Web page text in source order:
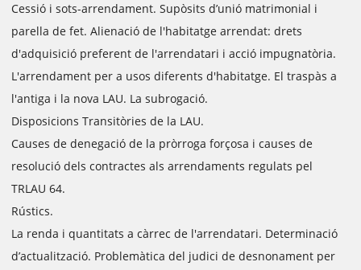
Cessió i sots-arrendament. Supòsits d’unió matrimonial i
parella de fet. Alienació de l'habitatge arrendat: drets
d'adquisició preferent de l'arrendatari i acció impugnatòria.
L'arrendament per a usos diferents d'habitatge. El traspàs a
l'antiga i la nova LAU. La subrogació.
Disposicions Transitòries de la LAU.
Causes de denegació de la pròrroga forçosa i causes de
resolució dels contractes als arrendaments regulats pel
TRLAU 64.
Rústics.
La renda i quantitats a càrrec de l'arrendatari. Determinació
d’actualització. Problemàtica del judici de desnonament per